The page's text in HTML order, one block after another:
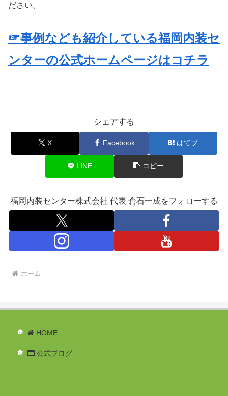
ださい。
☞事例なども紹介している福岡内装セ
ンターの公式ホームページはコチラ
シェアする
X Facebook はてブ
LINE コピー
福岡内装センター株式会社 代表 倉石一成をフォローする
ホーム
HOME
公式ブログ